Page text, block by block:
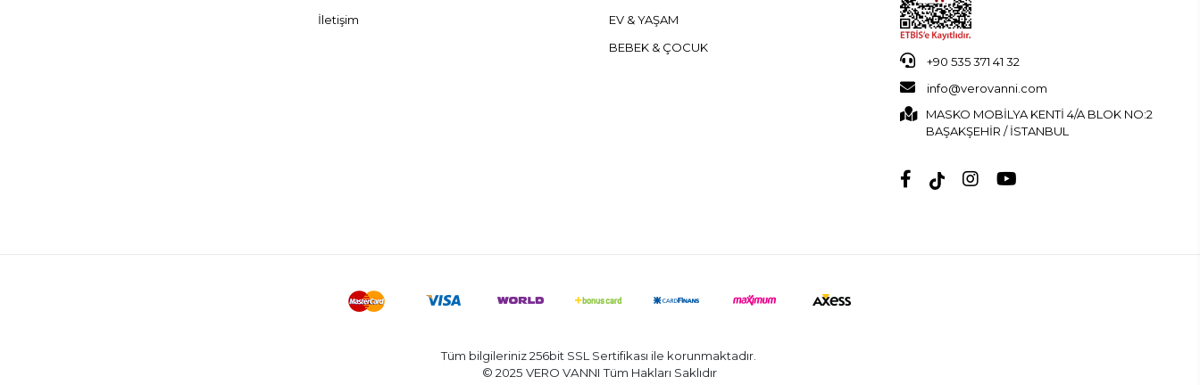
İletişim
EV & YAŞAM
BEBEK & ÇOCUK
+90 535 371 41 32
info@verovanni.com
MASKO MOBİLYA KENTİ 4/A BLOK NO:2
BAŞAKŞEHİR / İSTANBUL
Tüm bilgileriniz 256bit SSL Sertifikası ile korunmaktadır.
© 2025 VERO VANNITüm Hakları Saklıdır